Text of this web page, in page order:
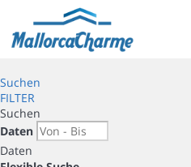
Suchen
FILTER
Suchen
Daten
Daten